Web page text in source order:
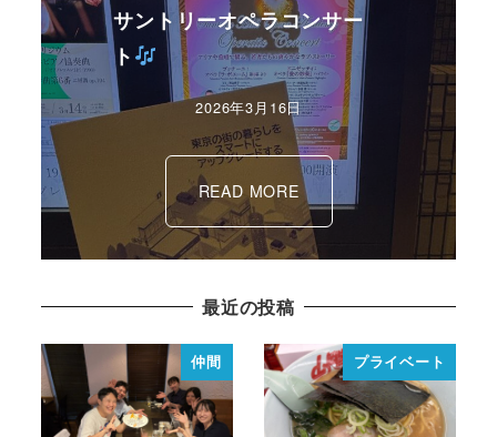
サントリーオペラコンサー
ト
2026年3月16日
READ MORE
最近の投稿
仲間 プライベート